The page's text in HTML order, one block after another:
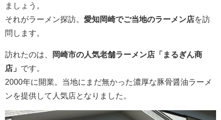
ましょう。
それがラーメン探訪。 愛知岡崎でご当地のラーメン店を訪
問します。
訪れたのは、
岡崎市の人気老舗ラーメン店「まるぎん商
店」 です。
2000年に開業。当地にまだ無かった濃厚な豚骨醤油ラーメ
ンを提供して人気店となりました。